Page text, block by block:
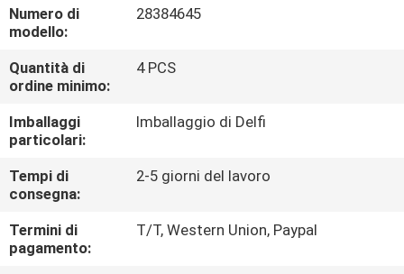
GIRO
DELLA
FABBRICA
CONTROLLO
DI
QUALITÀ
CONTATTICI
Numero di
modello:
28384645
Quantità di
ordine minimo:
4 PCS
Imballaggi
particolari:
Imballaggio di Delfi
Tempi di
consegna:
2-5 giorni del lavoro
Termini di
pagamento:
T/T, Western Union, Paypal